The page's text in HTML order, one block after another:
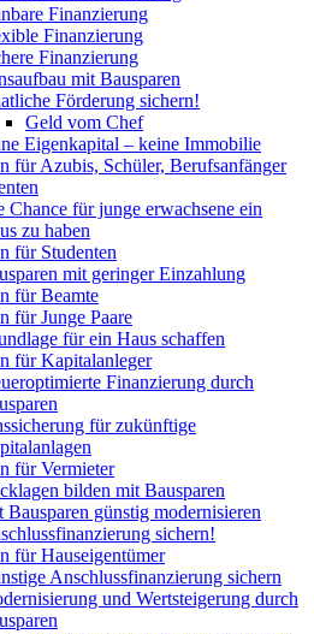
Finanzierung
Finanzierung
Finanzierung
mit Bausparen
Förderung sichern!
Geld vom Chef
Eigenkapital – keine Immobilie
für Azubis, Schüler, Berufsanfänger
Chance für junge erwachsene ein
zu haben
für Studenten
mit geringer Einzahlung
für Beamte
für Junge Paare
für ein Haus schaffen
für Kapitalanleger
Finanzierung durch
für zukünftige
für Vermieter
bilden mit Bausparen
Bausparen günstig modernisieren
sichern!
für Hauseigentümer
Anschlussfinanzierung sichern
und Wertsteigerung durch